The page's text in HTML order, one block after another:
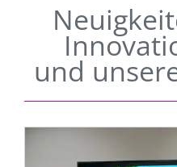
und